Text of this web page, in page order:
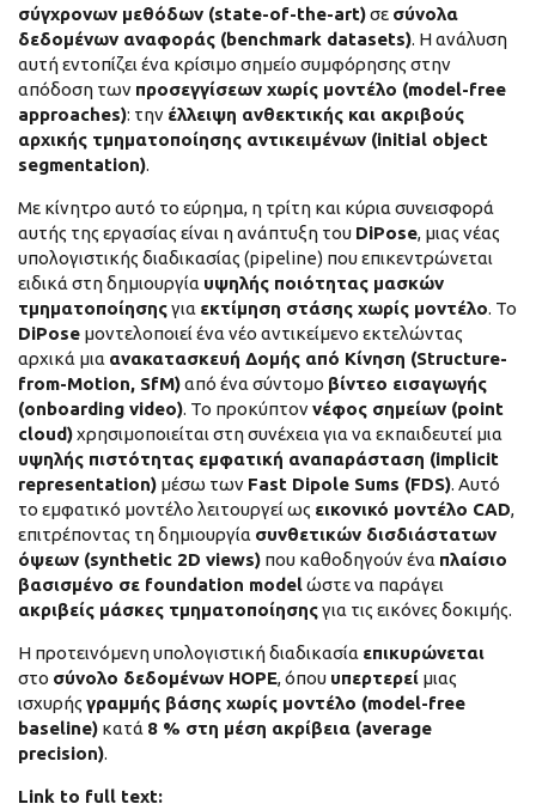
σύγχρονων μεθόδων (state-of-the-art)σε σύνολα
δεδομένων αναφοράς (benchmark datasets). Η ανάλυση
αυτή εντοπίζει ένα κρίσιμο σημείο συμφόρησης στην
απόδοση των προσεγγίσεων χωρίς μοντέλο (model-free
approaches): την έλλειψη ανθεκτικής και ακριβούς
αρχικής τμηματοποίησης αντικειμένων (initial object
segmentation).
Με κίνητρο αυτό το εύρημα, η τρίτη και κύρια συνεισφορά
αυτής της εργασίας είναι η ανάπτυξη του DiPose, μιας νέας
υπολογιστικής διαδικασίας (pipeline) που επικεντρώνεται
ειδικά στη δημιουργία υψηλής ποιότητας μασκών
τμηματοποίησηςγια εκτίμηση στάσης χωρίς μοντέλο. Το
DiPose μοντελοποιεί ένα νέο αντικείμενο εκτελώντας
αρχικά μια ανακατασκευή Δομής από Κίνηση (Structure-
from-Motion, SfM)από ένα σύντομο βίντεο εισαγωγής
(onboarding video). Το προκύπτοννέφος σημείων (point
cloud)χρησιμοποιείται στη συνέχεια για να εκπαιδευτεί μια
υψηλής πιστότητας εμφατική αναπαράσταση (implicit
representation) μέσω των Fast Dipole Sums (FDS). Αυτό
το εμφατικό μοντέλο λειτουργεί ως εικονικό μοντέλο CAD,
επιτρέποντας τη δημιουργία συνθετικών δισδιάστατων
όψεων (synthetic 2D views) που καθοδηγούν ένα πλαίσιο
βασισμένο σε foundation modelώστε να παράγει
ακριβείς μάσκες τμηματοποίησηςγια τις εικόνες δοκιμής.
Η προτεινόμενη υπολογιστική διαδικασία επικυρώνεται
στο σύνολο δεδομένων HOPE, όπου υπερτερεί μιας
ισχυρής γραμμής βάσης χωρίς μοντέλο (model-free
baseline) κατά 8 % στη μέση ακρίβεια (average
precision).
Link to full text: